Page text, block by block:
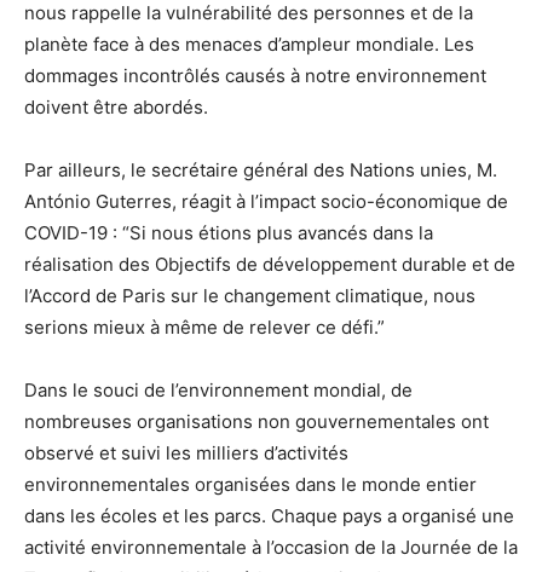
nous rappelle la vulnérabilité des personnes et de la
planète face à des menaces d’ampleur mondiale. Les
dommages incontrôlés causés à notre environnement
doivent être abordés.
Par ailleurs, le secrétaire général des Nations unies, M.
António Guterres, réagit à l’impact socio-économique de
COVID-19 : “Si nous étions plus avancés dans la
réalisation des Objectifs de développement durable et de
l’Accord de Paris sur le changement climatique, nous
serions mieux à même de relever ce défi.”
Dans le souci de l’environnement mondial, de
nombreuses organisations non gouvernementales ont
observé et suivi les milliers d’activités
environnementales organisées dans le monde entier
dans les écoles et les parcs. Chaque pays a organisé une
activité environnementale à l’occasion de la Journée de la